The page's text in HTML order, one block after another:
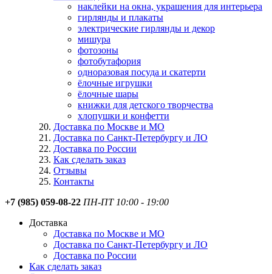
наклейки на окна, украшения для интерьера
гирлянды и плакаты
электрические гирлянды и декор
мишура
фотозоны
фотобутафория
одноразовая посуда и скатерти
ёлочные игрушки
ёлочные шары
книжки для детского творчества
хлопушки и конфетти
Доставка по Москве и МО
Доставка по Санкт-Петербургу и ЛО
Доставка по России
Как сделать заказ
Отзывы
Контакты
+7 (985) 059-08-22 ПН-ПТ 10:00 - 19:00
Доставка
Доставка по Москве и МО
Доставка по Санкт-Петербургу и ЛО
Доставка по России
Как сделать заказ